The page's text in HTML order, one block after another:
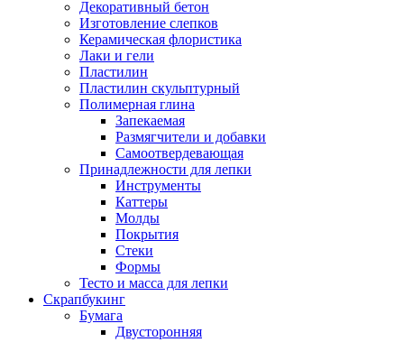
Декоративный бетон
Изготовление слепков
Керамическая флористика
Лаки и гели
Пластилин
Пластилин скульптурный
Полимерная глина
Запекаемая
Размягчители и добавки
Самоотвердевающая
Принадлежности для лепки
Инструменты
Каттеры
Молды
Покрытия
Стеки
Формы
Тесто и масса для лепки
Скрапбукинг
Бумага
Двусторонняя